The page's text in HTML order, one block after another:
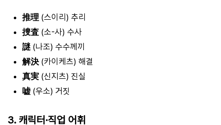
推理 (스이리) 추리
捜査 (소-사) 수사
謎 (나조) 수수께끼
解決(카이케츠) 해결
真実 (신지츠) 진실
嘘 (우소) 거짓
3. 캐릭터·직업 어휘